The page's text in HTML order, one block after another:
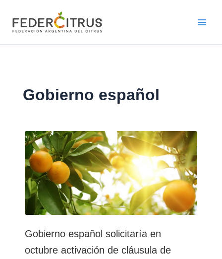
contenido
Gobierno español
Gobierno español solicitaría en
octubre activación de cláusula de